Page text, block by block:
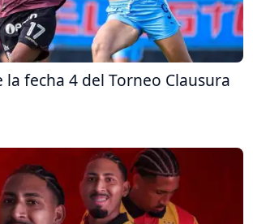
la fecha 4 del Torneo Clausura